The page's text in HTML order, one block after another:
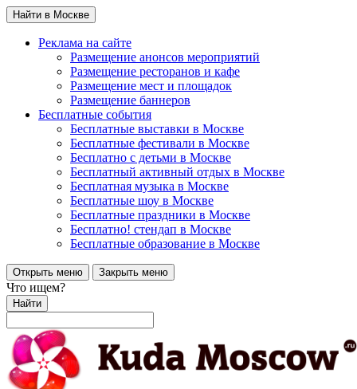
Найти в Москве
Реклама на сайте
Размещение анонсов мероприятий
Размещение ресторанов и кафе
Размещение мест и площадок
Размещение баннеров
Бесплатные события
Бесплатные выставки в Москве
Бесплатные фестивали в Москве
Бесплатно с детьми в Москве
Бесплатный активный отдых в Москве
Бесплатная музыка в Москве
Бесплатные шоу в Москве
Бесплатные праздники в Москве
Бесплатно! стендап в Москве
Бесплатные образование в Москве
Открыть меню Закрыть меню
Что ищем?
Найти